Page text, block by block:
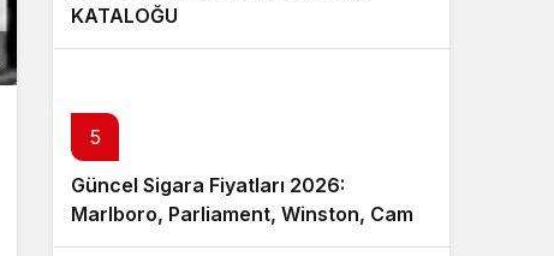
KATALOĞU
5
Güncel Sigara Fiyatları 2026:
Marlboro, Parliament, Winston, Camel
ve Tüm Sigara Markalarının Zamlı